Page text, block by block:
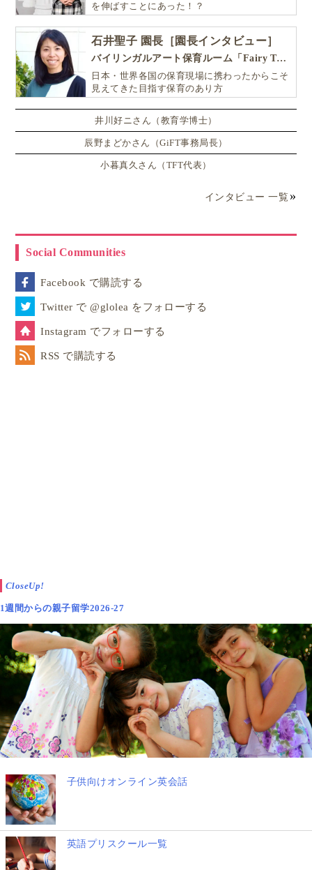
▲上海のタクシーレシート及び領収書。４〜５センチくらいの幅
の帯です！
タクシーを利用し、目的地で支払いの際に
要发票（ヤオ・ファーピャオ） ／ レシートください！
印字に少し時間がかかりますので10秒ほど待っている
と、運転手がビリっと切って手渡してくれます。
取ったレシートを病院で受付の際に渡すと、帰りの精
算時に現金で手渡してもらえますよ。
上海子連れ移住…赤ちゃん連れの心配事「予
ちなみに、赤ちゃん連れで上海に移住・駐在が決まっ
ているお母さんは、まず
いますので、ここからは上海に子連れで長期滞在・在
住される方向けに予防接種事情について解説していき
ます。
上記リストでお届けしたような日本人医師がいる病院
では日本製のワクチンも多く、その他欧米製など輸入
したワクチンを使用されています。
ジフテリア・百日せき・破傷風・ポリオの4種混合ワ
クチン、またHibを加えた5種混合ワクチン、Hibに更
にB型肝炎を加えた6種混合ワクチンも接種が可能で
す。
を伸ばすことにあった！？
石井聖子 園長［園長インタビュー］
バイリンガルアート保育ルーム「Fairy Tale（フェアリーテイル）」
日本・世界各国の保育現場に携わったからこそ
見えてきた目指す保育のあり方
井川好ニさん（教育学博士）
辰野まどかさん（GiFT事務局長）
小暮真久さん（TFT代表）
インタビュー 一覧
Social Communities
Facebook で購読する
Twitter で @glolea をフォローする
Instagram でフォローする
RSS で購読する
CloseUp!
1週間からの親子留学2026-27
子供向けオンライン英会話
英語プリスクール一覧